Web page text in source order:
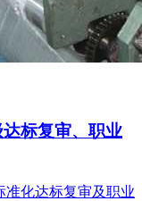
标复审、职业
准化达标复审及职业